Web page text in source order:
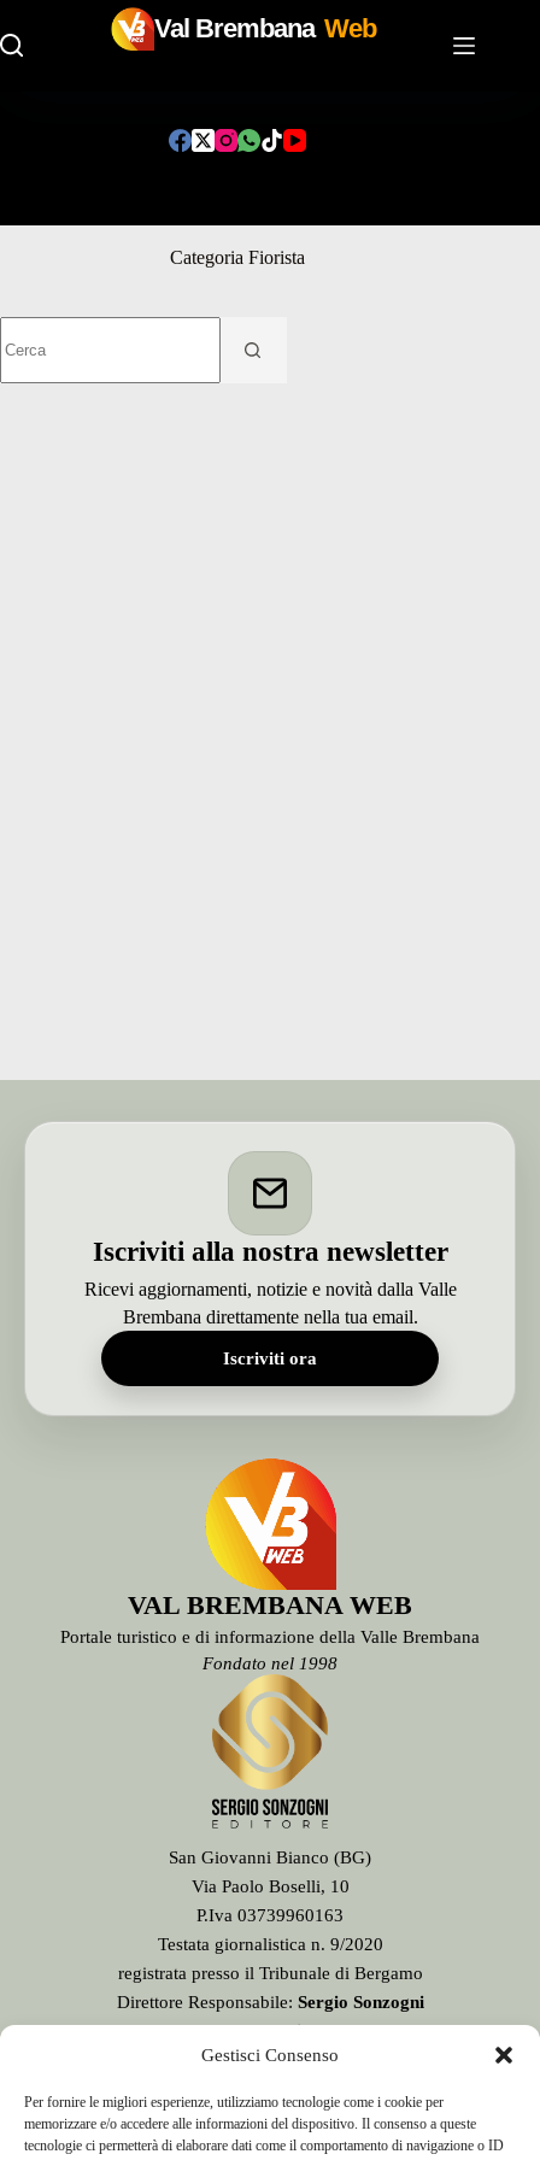
Gestisci Consenso
Per fornire le migliori esperienze, utilizziamo tecnologie come i cookie per
memorizzare e/o accedere alle informazioni del dispositivo. Il consenso a queste
tecnologie ci permetterà di elaborare dati come il comportamento di navigazione o ID
Val Brembana Web
Categoria Fiorista
risultato
Iscriviti alla nostra newsletter
Ricevi aggiornamenti, notizie e novità dalla Valle
Brembana direttamente nella tua email.
Iscriviti ora
VAL BREMBANA WEB
Portale turistico e di informazione della Valle Brembana
Fondato nel 1998
San Giovanni Bianco (BG)
Via Paolo Boselli, 10
P.Iva 03739960163
Testata giornalistica n. 9/2020
registrata presso il Tribunale di Bergamo
Direttore Responsabile: Sergio Sonzogni
Sede Redazione:
Via Paolo Boselli, 10
Tel. 0345 41834
Email:redazione@valbrembanaweb.com